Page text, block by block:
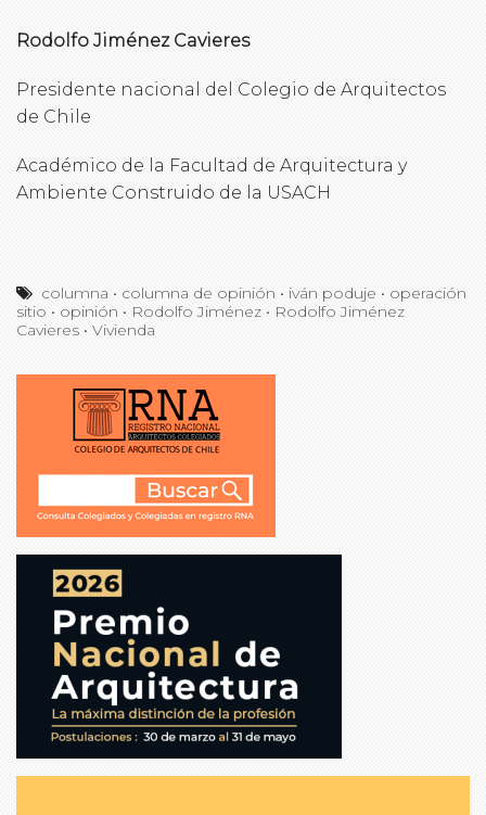
Rodolfo Jiménez Cavieres
Presidente nacional del Colegio de Arquitectos
de Chile
Académico de la Facultad de Arquitectura y
Ambiente Construido de la USACH
columna • columna de opinión • iván poduje • operación
sitio • opinión • Rodolfo Jiménez • Rodolfo Jiménez
Cavieres • Vivienda